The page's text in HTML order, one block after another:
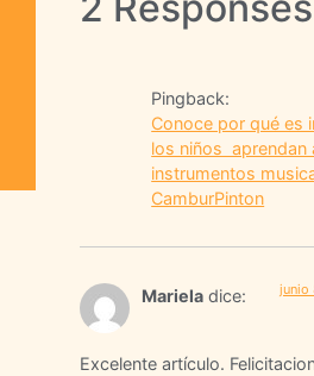
Pingback:
Conoce por qué es
los niños aprendan
instrumentos
CamburPinton
Mariela dice: junio
Excelente artículo.